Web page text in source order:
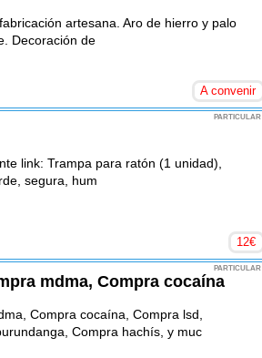
artesana. Aro de hierro y palo
Decoración de
A convenir
PARTICULAR
link: Trampa para ratón (1 unidad),
segura, hum
12€
PARTICULAR
mdma, Compra cocaína
Compra cocaína, Compra lsd,
Compra hachís, y muc